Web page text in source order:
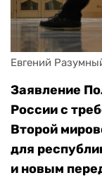
Евгений
Заявление
России с
Второй
для
и новым